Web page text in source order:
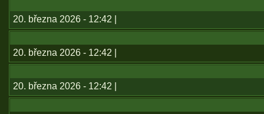
20. března 2026 - 12:42 |
20. března 2026 - 12:42 |
20. března 2026 - 12:42 |